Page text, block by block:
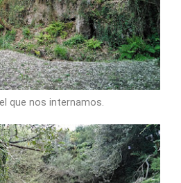
que nos internamos.